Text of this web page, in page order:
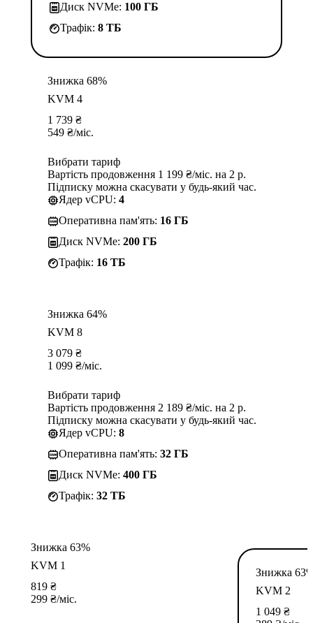
Диск NVMe: 100 ГБ
Трафік: 8 TБ
Знижка 68%
KVM 4
1 739 ₴
549 ₴/міс.
Вибрати тариф
Вартість продовження 1 199 ₴/міс. на 2 р.
Підписку можна скасувати у будь-який час.
Ядер vCPU: 4
Оперативна пам'ять: 16 ГБ
Диск NVMe: 200 ГБ
Трафік: 16 TБ
Знижка 64%
KVM 8
3 079 ₴
1 099 ₴/міс.
Вибрати тариф
Вартість продовження 2 189 ₴/міс. на 2 р.
Підписку можна скасувати у будь-який час.
Ядер vCPU: 8
Оперативна пам'ять: 32 ГБ
Диск NVMe: 400 ГБ
Трафік: 32 TБ
Знижка 63%
KVM 1
819 ₴
299 ₴/міс.
Знижка
KVM 2
1 049 ₴